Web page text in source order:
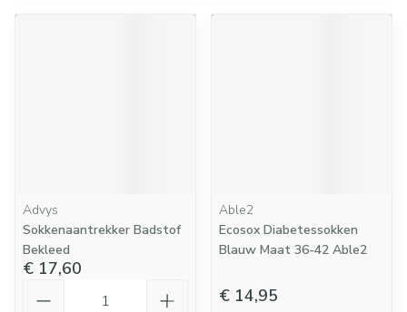
Advys
Sokkenaantrekker Badstof
Bekleed
€ 17,60
Able2
Ecosox Diabetessokken
Blauw Maat 36-42 Able2
€ 14,95